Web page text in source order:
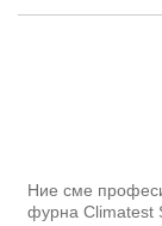
Ние сме
фурна Climatest